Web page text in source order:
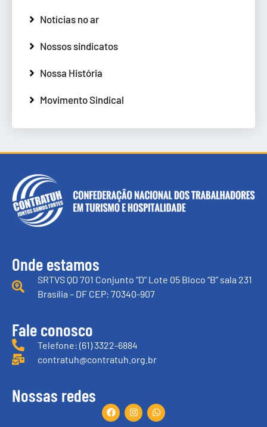
Notícias no ar
Nossos sindicatos
Nossa História
Movimento Sindical
Onde estamos
SRTVS QD 701 Conjunto “D” Lote 05 Bloco “B” sala 231
Brasília – DF CEP: 70340-907
Fale conosco
Telefone: (61) 3322-6884
contratuh@contratuh.org.br
Nossas redes